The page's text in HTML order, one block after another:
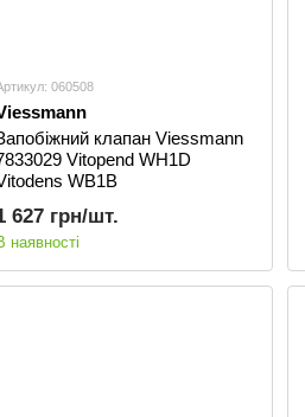
060508
клапан Viessmann
Vitopend WH1D
WB1B
627 грн/шт.
наявності